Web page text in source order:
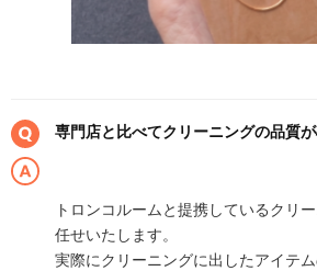
専門店と比べてクリーニングの品質が
トロンコルームと提携しているクリ
任せいたします。
実際にクリーニングに出したアイテ